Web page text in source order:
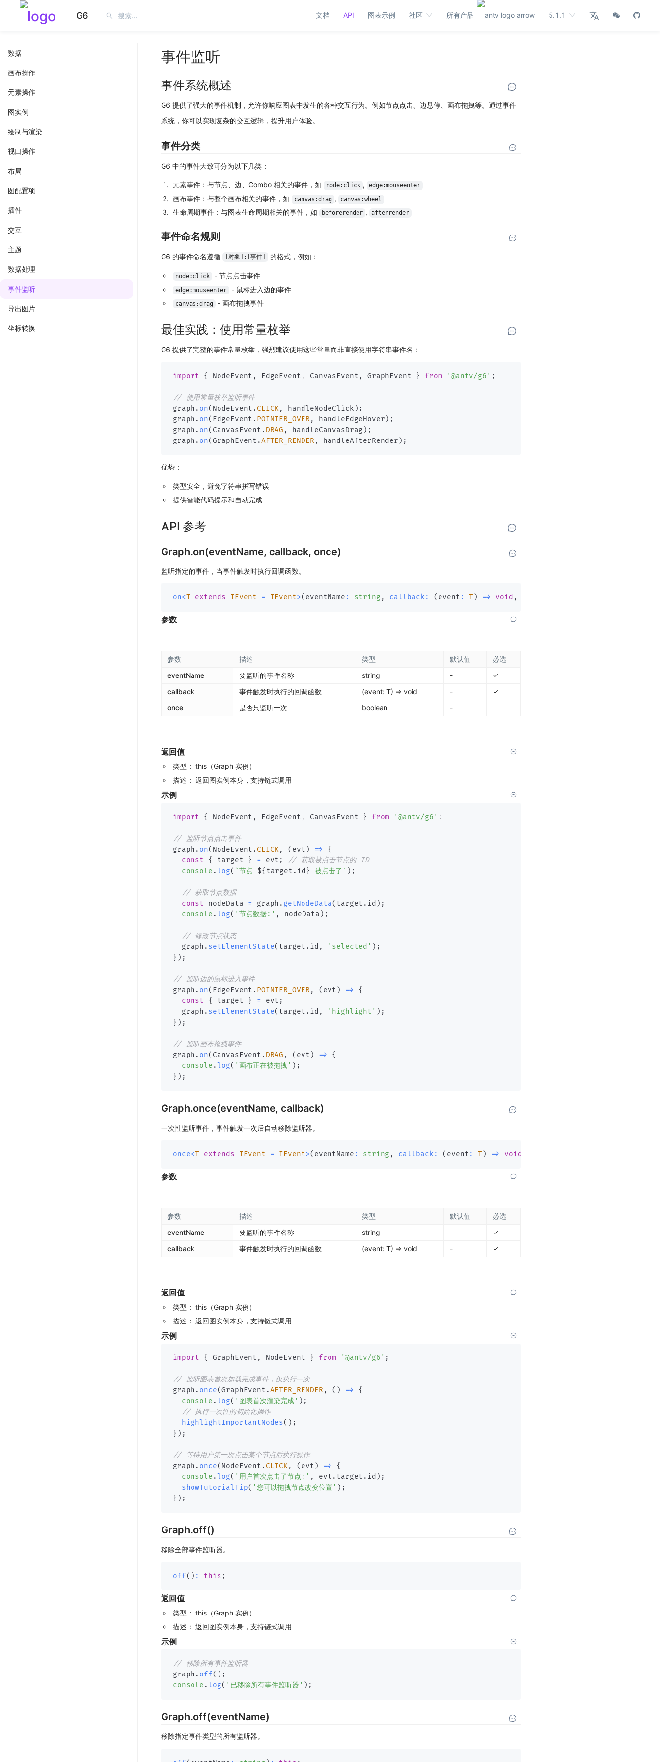
G6 文档 API 图表示例 社区 所有产品 5.1.1
数据
画布操作
元素操作
图实例
绘制与渲染
视口操作
布局
图配置项
插件
交互
主题
数据处理
事件监听
导出图片
坐标转换
事件监听
事件系统概述
G6 提供了强大的事件机制，允许你响应图表中发生的各种交互行为。例如节点点击、边悬停、画布拖拽等。通过事件
系统，你可以实现复杂的交互逻辑，提升用户体验。
事件分类
G6 中的事件大致可分为以下几类：
元素事件 ：与节点、边、Combo 相关的事件，如 node:click , edge:mouseenter
画布事件 ：与整个画布相关的事件，如 canvas:drag , canvas:wheel
生命周期事件 ：与图表生命周期相关的事件，如 beforerender , afterrender
事件命名规则
G6 的事件命名遵循 [对象]:[事件] 的格式，例如：
node:click - 节点点击事件
edge:mouseenter - 鼠标进入边的事件
canvas:drag - 画布拖拽事件
最佳实践：使用常量枚举
G6 提供了完整的事件常量枚举， 强烈建议使用这些常量而非直接使用字符串事件名：
import { NodeEvent , EdgeEvent , CanvasEvent , GraphEvent } from '@antv/g6' ;
// 使用常量枚举监听事件
graph . on( NodeEvent . CLICK, handleNodeClick ) ;
graph . on( EdgeEvent . POINTER_OVER , handleEdgeHover ) ;
graph . on( CanvasEvent . DRAG , handleCanvasDrag ) ;
graph . on(GraphEvent .AFTER_RENDER , handleAfterRender ) ;
优势 ：
类型安全，避免字符串拼写错误
提供智能代码提示和自动完成
API 参考
Graph.on(eventName, callback, once)
监听指定的事件，当事件触发时执行回调函数。
on<T extends IEvent = IEvent>( eventName : string , callback : ( event : T ) => void ,
参数
参数 描述 类型 默认值
必选
eventName
要监听的事件名称 string -
✓
callback
事件触发时执行的回调函数 (event: T) => void -
✓
once
是否只监听一次 boolean -
返回值
类型： this（Graph 实例）
描述： 返回图实例本身，支持链式调用
示例
import { NodeEvent , EdgeEvent , CanvasEvent } from '@antv/g6' ;
// 监听节点点击事件
graph . on( NodeEvent . CLICK, ( evt ) =>
{
const
{ target } = evt ;
// 获取被点击节点的 ID
console .log( `节点 ${ target . id } 被点击了 ` ) ;
// 获取节点数据
const nodeData = graph . getNodeData( target . id ) ;
console .log( '节点数据:' , nodeData ) ;
// 修改节点状态
  graph
. setElementState( target . id , 'selected' ) ;
} ) ;
// 监听边的鼠标进入事件
graph . on( EdgeEvent . POINTER_OVER , ( evt ) =>
{
const
{ target } = evt ;
  graph
. setElementState( target . id , 'highlight' ) ;
} ) ;
// 监听画布拖拽事件
graph . on( CanvasEvent . DRAG , ( evt ) =>
{
console .log( '画布正在被拖拽' ) ;
} ) ;
Graph.once(eventName, callback)
一次性监听事件，事件触发一次后自动移除监听器。
once<T extends IEvent = IEvent>( eventName : string , callback : ( event : T ) => void
参数
参数 描述 类型 默认值
必选
eventName
要监听的事件名称 string -
✓
callback
事件触发时执行的回调函数 (event: T) => void - ✓
返回值
类型： this（Graph 实例）
描述： 返回图实例本身，支持链式调用
示例
import { GraphEvent , NodeEvent } from '@antv/g6' ;
// 监听图表首次加载完成事件，仅执行一次
graph . once(GraphEvent .AFTER_RENDER , ( ) =>
{
console .log( '图表首次渲染完成' ) ;
// 执行一次性的初始化操作
highlightImportantNodes( ) ;
} ) ;
// 等待用户第一次点击某个节点后执行操作
graph . once( NodeEvent . CLICK, ( evt ) =>
{
console .log( '用户首次点击了节点:' , evt . target . id ) ;
showTutorialTip( '您可以拖拽节点改变位置' ) ;
} ) ;
Graph.off()
移除全部事件监听器。
off( ) : this ;
返回值
类型： this（Graph 实例）
描述： 返回图实例本身，支持链式调用
示例
// 移除所有事件监听器
graph . off( ) ;
console .log( '已移除所有事件监听器' ) ;
Graph.off(eventName)
移除指定事件类型的所有监听器。